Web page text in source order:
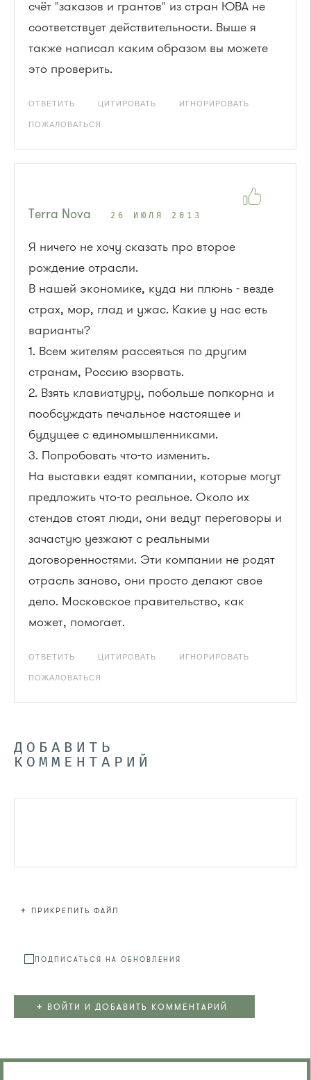
счёт "заказов и грантов" из стран ЮВА не
соответствует действительности. Выше я
также написал каким образом вы можете
это проверить.
ОТВЕТИТЬ ЦИТИРОВАТЬ ИГНОРИРОВАТЬ
ПОЖАЛОВАТЬСЯ
Terra Nova 26 ИЮЛЯ 2013
Я ничего не хочу сказать про второе
рождение отрасли.
В нашей экономике, куда ни плюнь - везде
страх, мор, глад и ужас. Какие у нас есть
варианты?
1. Всем жителям рассеяться по другим
странам, Россию взорвать.
2. Взять клавиатуру, побольше попкорна и
пообсуждать печальное настоящее и
будущее с единомышленниками.
3. Попробовать что-то изменить.
На выставки ездят компании, которые могут
предложить что-то реальное. Около их
стендов стоят люди, они ведут переговоры и
зачастую уезжают с реальными
договоренностями. Эти компании не родят
отрасль заново, они просто делают свое
дело. Московское правительство, как
может, помогает.
ОТВЕТИТЬ ЦИТИРОВАТЬ ИГНОРИРОВАТЬ
ПОЖАЛОВАТЬСЯ
ДОБАВИТЬ
КОММЕНТАРИЙ
+ ПРИКРЕПИТЬ ФАЙЛ
ПОДПИСАТЬСЯ НА ОБНОВЛЕНИЯ
+ ВОЙТИ И ДОБАВИТЬ КОММЕНТАРИЙ